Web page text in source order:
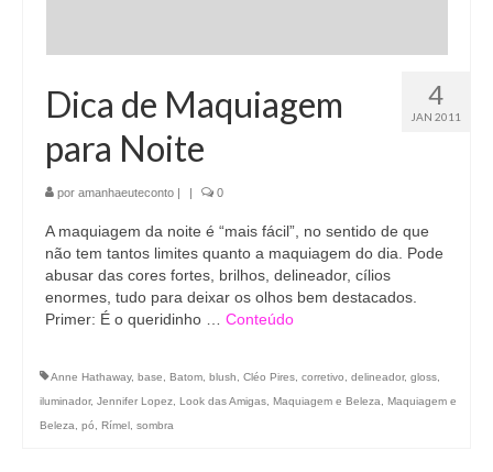
4
JAN 2011
Dica de Maquiagem
para Noite
por amanhaeuteconto | | 0
A maquiagem da noite é “mais fácil”, no sentido de que
não tem tantos limites quanto a maquiagem do dia. Pode
abusar das cores fortes, brilhos, delineador, cílios
enormes, tudo para deixar os olhos bem destacados.
Primer: É o queridinho … Conteúdo
Anne Hathaway, base Batom blush Cléo Pires corretivo delineador, gloss
iluminador, Jennifer Lopez Look das Amigas Maquiagem e Beleza
Maquiagem e
Beleza
pó Rímel sombra